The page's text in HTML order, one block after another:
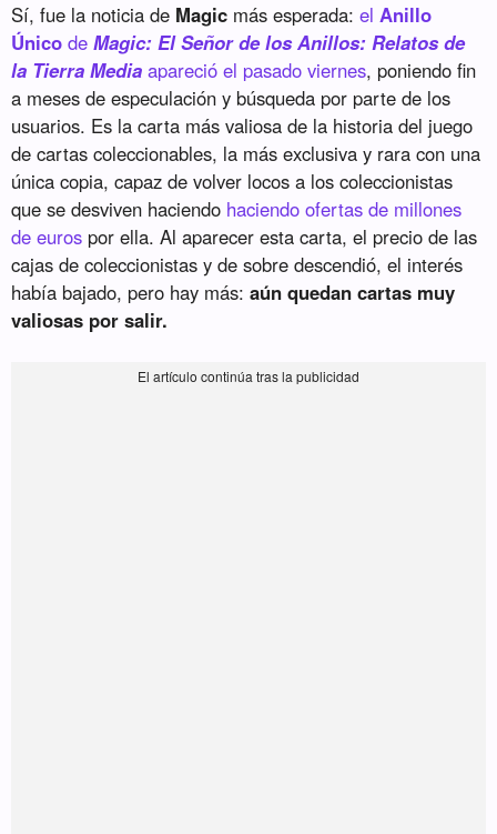
Sí, fue la noticia de Magic más esperada:elAnillo
Único deMagic: El Señor de los Anillos: Relatos de
la Tierra Media apareció el pasado viernes, poniendo fin
a meses de especulación y búsqueda por parte de los
usuarios. Es la carta más valiosa de la historia del juego
de cartas coleccionables, la más exclusiva y rara con una
única copia, capaz de volver locos a los coleccionistas
que se desviven haciendo haciendo ofertas de millones
de euros por ella. Al aparecer esta carta, el precio de las
cajas de coleccionistas y de sobre descendió, el interés
había bajado, pero hay más:aún quedan cartas muy
valiosas por salir.